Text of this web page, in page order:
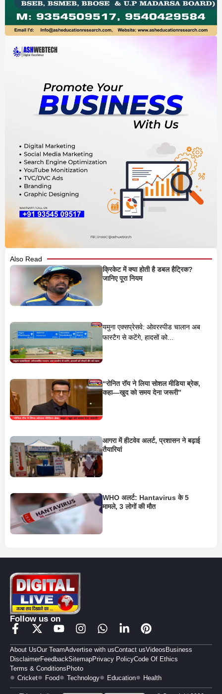
Also Read
क्रिकेट में क्या होती है डबल हैट्रिक?
जानिए पूरा नियम
यमुना एक्सप्रेसवे: ओवरस्पीड चालान अब
फास्टैग से कटेंगे, हादसों को...
“रोनित रॉय ने लिया सोशल मीडिया ब्रेक,
कहा—खुद को समय देना जरूरी”
आगरा में हीटवेव अलर्ट, प्रशासन ने बढ़ाई
तैयारियां
WHO अलर्ट: Hantavirus के 5
मामले, 3 लोगों की मौत
Follow us on
About UsOur TeamAdvertise with usContact usVideosBusiness
DisclaimerFeedbackSitemapPrivacy PolicyCode Of Ethics
Terms & ConditionsPhoto
Cricket
Food Technology Education Health